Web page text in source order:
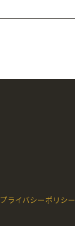
プライバシーポリシー